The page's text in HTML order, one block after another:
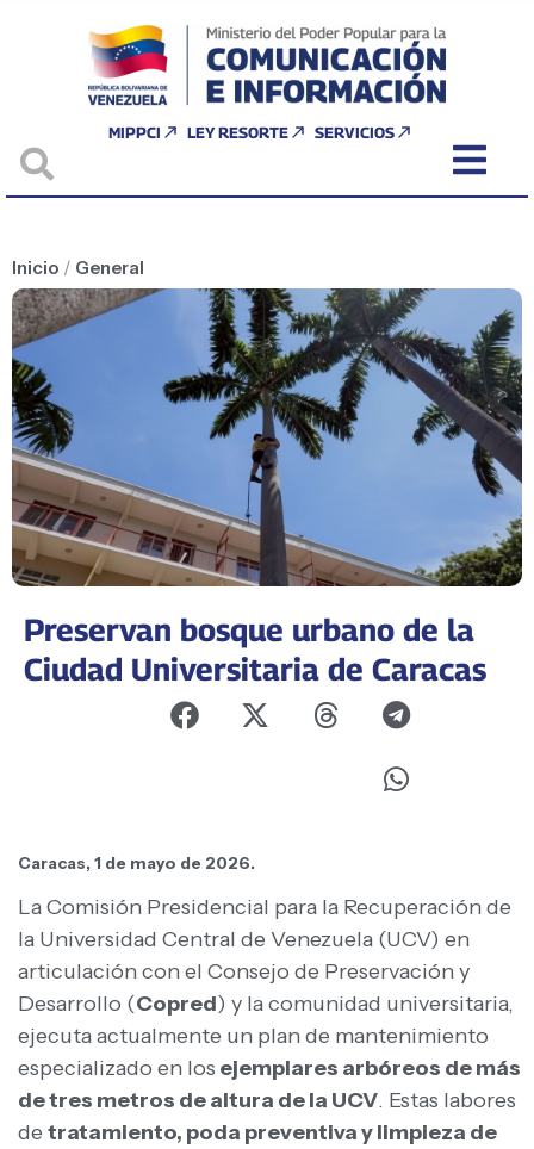
MIPPCI LEY RESORTE SERVICIOS
Inicio / General
Preservan bosque urbano de la
Ciudad Universitaria de Caracas
Caracas, 1 de mayo de 2026.
La Comisión Presidencial para la Recuperación de
la Universidad Central de Venezuela (UCV) en
articulación con el Consejo de Preservación y
Desarrollo (Copred) y la comunidad universitaria,
ejecuta actualmente un plan de mantenimiento
especializado en los ejemplares arbóreos de más
de tres metros de altura de la UCV. Estas labores
de tratamiento, poda preventiva y limpieza de